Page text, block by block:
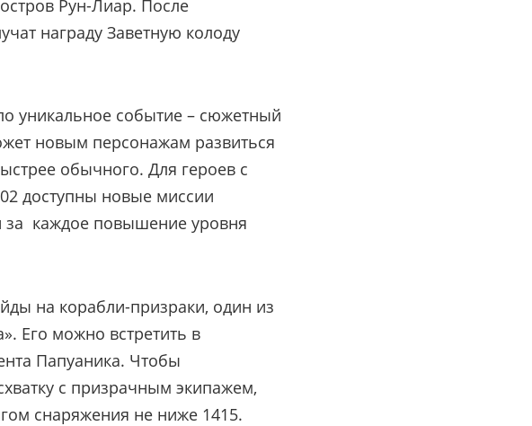
Рун-Лиар. После
награду Заветную колоду
уникальное событие – сюжетный
новым персонажам развиться
обычного. Для героев с
доступны новые миссии
за каждое повышение уровня
на корабли-призраки, один из
Его можно встретить в
Папуаника. Чтобы
с призрачным экипажем,
снаряжения не ниже 1415.